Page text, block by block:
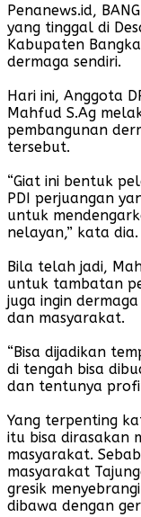
Penanews.id,
yang tinggal di
Kabupaten
dermaga sendiri.
Hari ini, Anggota
Mahfud S.Ag
pembangunan
tersebut.
“Giat ini bentuk
PDI perjuangan
untuk
nelayan,” kata dia.
Bila telah jadi,
untuk tambatan
juga ingin
dan masyarakat.
“Bisa dijadikan
di tengah bisa
dan tentunya
Yang terpenting
itu bisa dirasakan
masyarakat.
masyarakat
gresik
dibawa dengan